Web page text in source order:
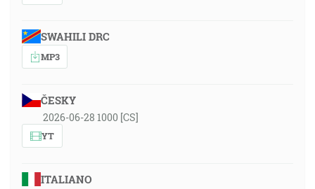
SWAHILI DRC
MP3
ČESKY
2026-06-28 1000 [CS]
YT
ITALIANO